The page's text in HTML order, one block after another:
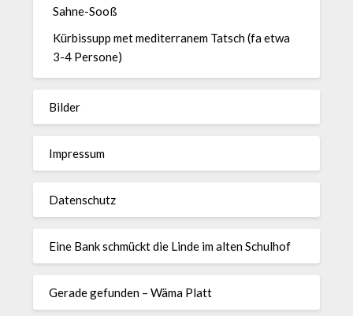
Sahne-Sooß
Kürbissupp met mediterranem Tatsch (fa etwa
3-4 Persone)
Bilder
Impressum
Datenschutz
Eine Bank schmückt die Linde im alten Schulhof
Gerade gefunden – Wäma Platt